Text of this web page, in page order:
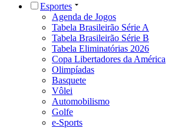
Esportes
Agenda de Jogos
Tabela Brasileirão Série A
Tabela Brasileirão Série B
Tabela Eliminatórias 2026
Copa Libertadores da América
Olimpíadas
Basquete
Vôlei
Automobilismo
Golfe
e-Sports